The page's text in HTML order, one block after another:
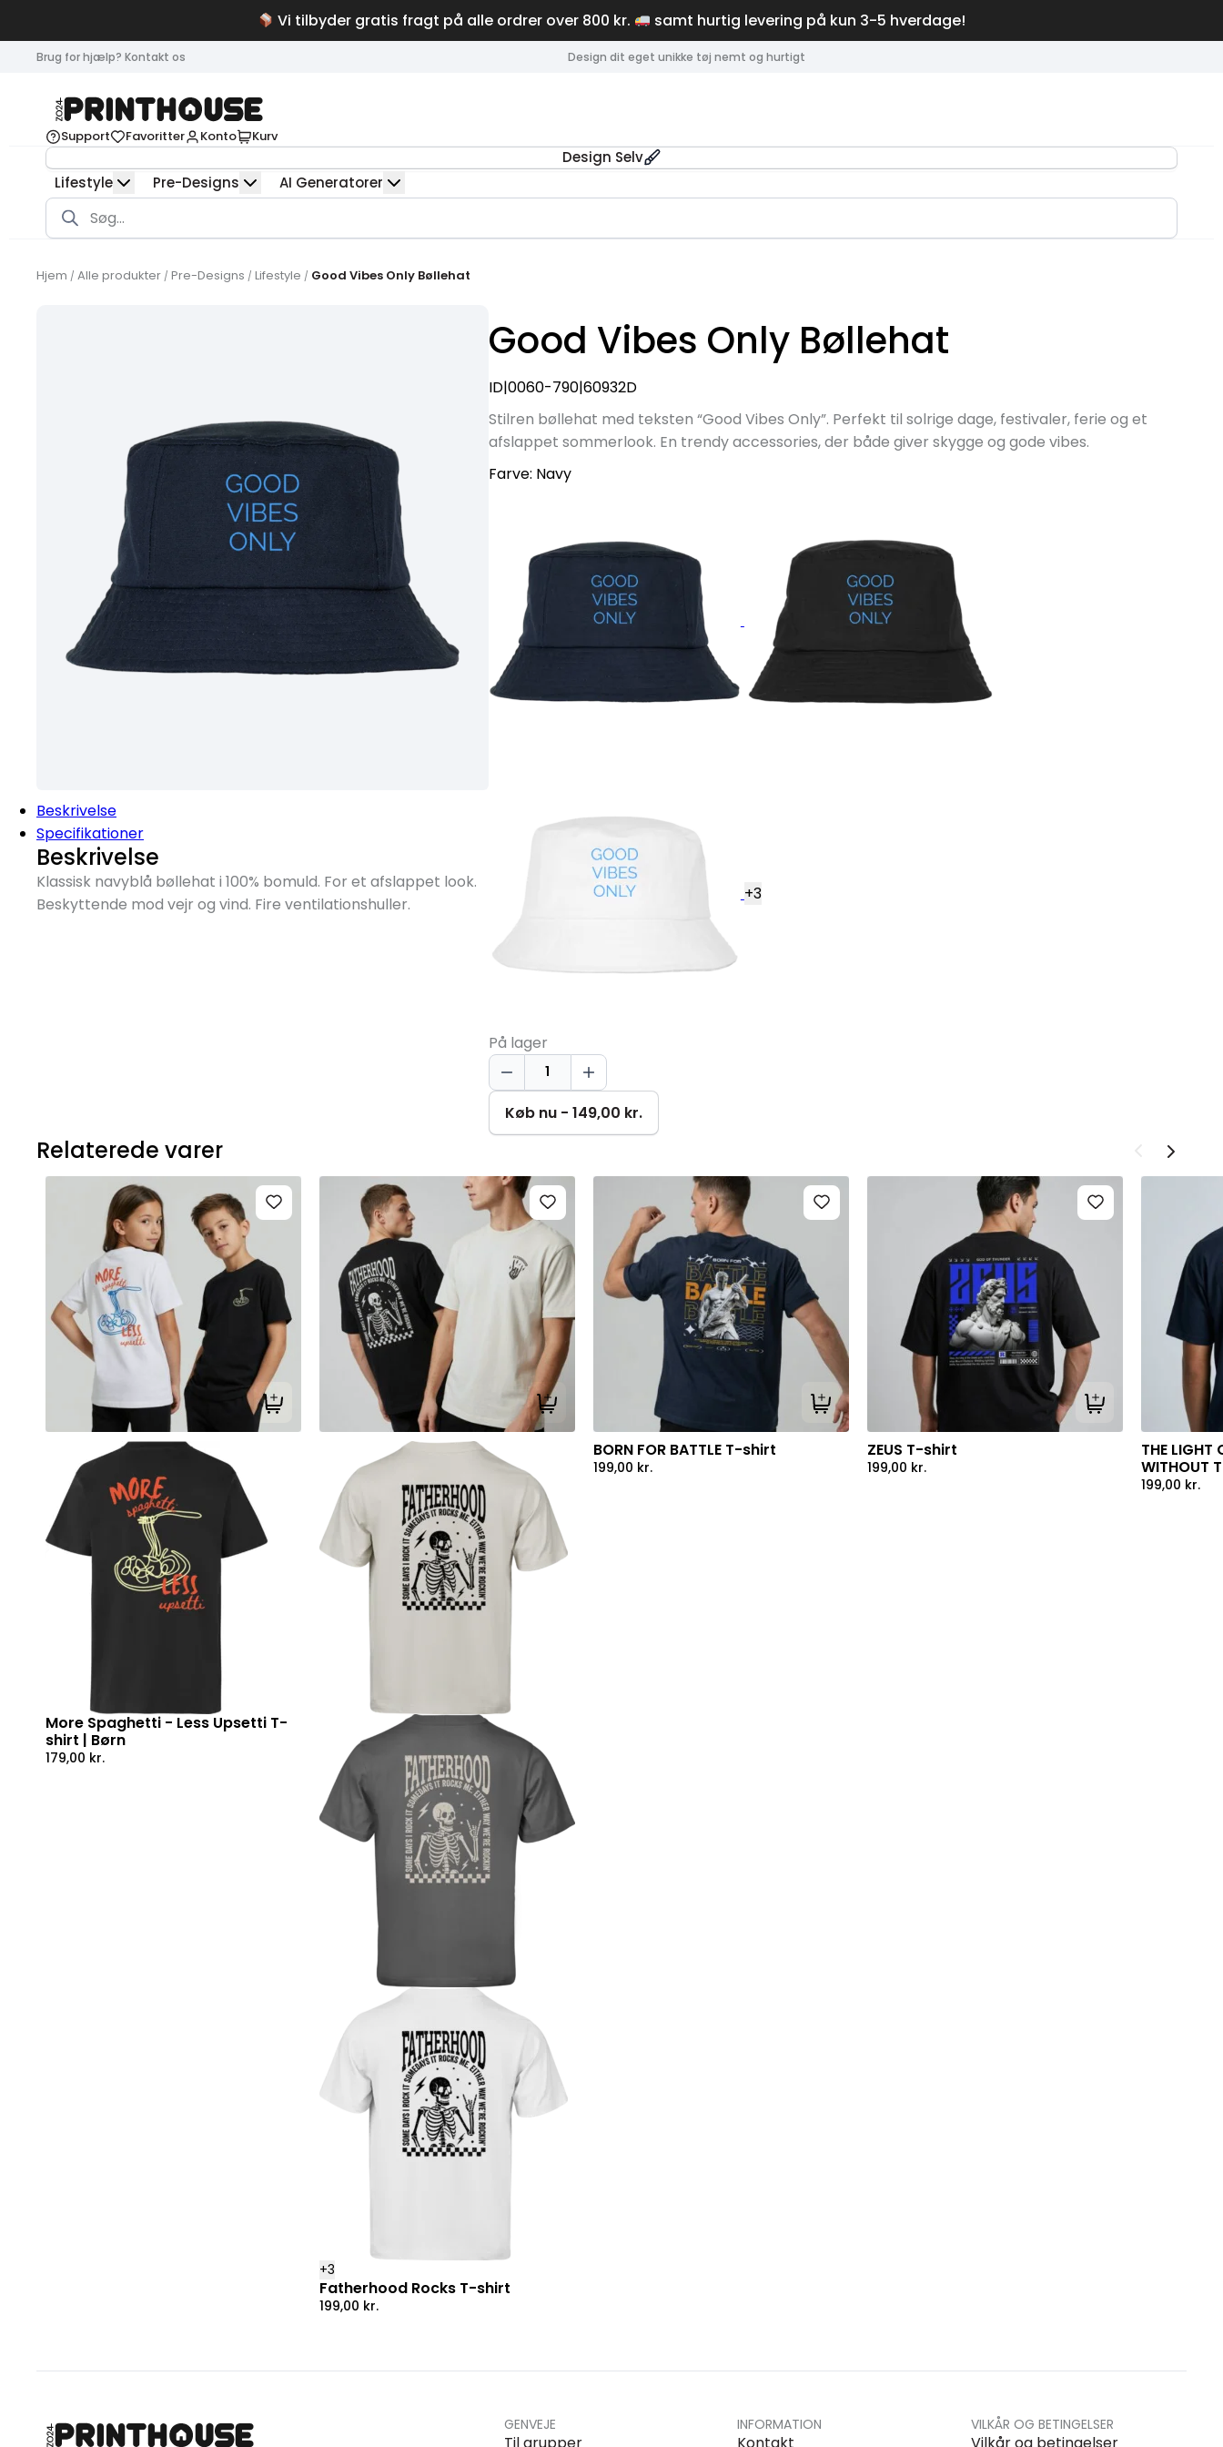
Vi tilbyder gratis fragt på alle ordrer over 800 kr. samt hurtig levering på kun 3-5 hverdage!
Brug for hjælp? Kontakt os Design dit eget unikke tøj nemt og hurtigt
Support Favoritter Konto Kurv
Design Selv
Lifestyle
Pre-Designs AI Generatorer
Products
search
Hjem / Alle produkter / Pre-Designs / Lifestyle / Good Vibes Only Bøllehat
Beskrivelse
Specifikationer
Beskrivelse
Klassisk navyblå bøllehat i 100% bomuld. For et afslappet look.
Beskyttende mod vejr og vind. Fire ventilationshuller.
Good Vibes Only Bøllehat
ID|0060-790|60932D
Stilren bøllehat med teksten “Good Vibes Only”. Perfekt til solrige dage, festivaler, ferie og et
afslappet sommerlook. En trendy accessories, der både giver skygge og gode vibes.
Farve: Navy
+3
På lager
Good
Vibes
Only
Bøllehat
Køb nu - 149,00 kr.
Relaterede varer
Tilføj til kurv
More Spaghetti - Less Upsetti T-
shirt | Børn
179,00 kr.
Tilføj til kurv
+3
Fatherhood Rocks T-shirt
199,00 kr.
Tilføj til kurv
BORN FOR BATTLE T-shirt
199,00 kr.
Tilføj til kurv
ZEUS T-shirt
199,00 kr.
THE LIGHT
WITHOUT
199,00 kr.
GENVEJE
Til grupper
INFORMATION
Kontakt
VILKÅR OG BETINGELSER
Vilkår og betingelser